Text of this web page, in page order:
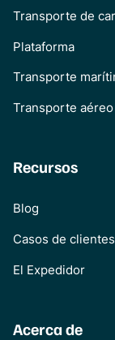
Transporte de
Plataforma
Transporte
Transporte aéreo
Recursos
Blog
Casos de clientes
El Expedidor
Acerca de